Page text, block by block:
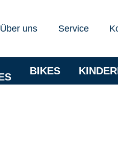
Über uns Service
BIKES